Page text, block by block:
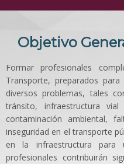
Objetivo
Formar profesionales
Transporte, preparados
diversos problemas, tales
tránsito, infraestructura vial
contaminación ambiental,
inseguridad en el transporte
en la infraestructura para
profesionales contribuirán